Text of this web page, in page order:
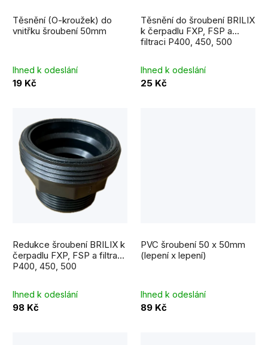
o
u
k
Těsnění (O-kroužek) do
vnitřku šroubení 50mm
Ihned k odeslání
19 Kč
Těsnění do šroubení BRILIX
k čerpadlu FXP, FSP a
filtraci P400, 450, 500
Ihned k odeslání
25 Kč
Redukce šroubení BRILIX k
čerpadlu FXP, FSP a filtraci
P400, 450, 500
Ihned k odeslání
98 Kč
PVC šroubení 50 x 50mm
(lepení x lepení)
Ihned k odeslání
89 Kč